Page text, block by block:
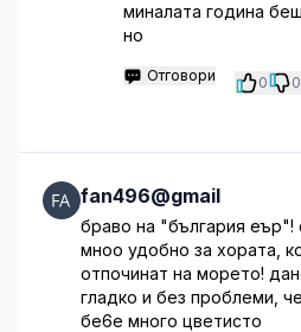
миналата година
но
Отговори 0 0
fan496@gmail
браво на "българия
мноо удобно за хората,
отпочинат на морето!
гладко и без проблеми,
бе6е много цветисто